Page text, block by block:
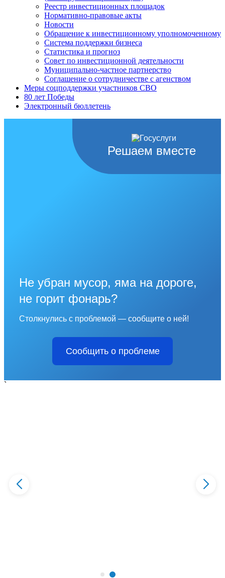
Реестр инвестиционных площадок
Нормативно-правовые акты
Новости
Обращение к инвестиционному уполномоченному
Система поддержки бизнеса
Статистика и прогноз
Совет по инвестиционной деятельности
Муниципально-частное партнерство
Соглашение о сотрудничестве с агенством
Меры соцподдержки участников СВО
80 лет Победы
Электронный бюллетень
Решаем вместе
Не убран мусор, яма на дороге,
не горит фонарь?
Столкнулись с проблемой — сообщите о ней!
Сообщить о проблеме
`